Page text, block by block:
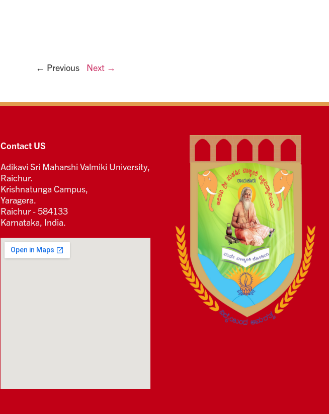
← Previous Next →
Contact US
Adikavi Sri Maharshi Valmiki University,
Raichur.
Krishnatunga Campus,
Yaragera.
Raichur - 584133
Karnataka, India.